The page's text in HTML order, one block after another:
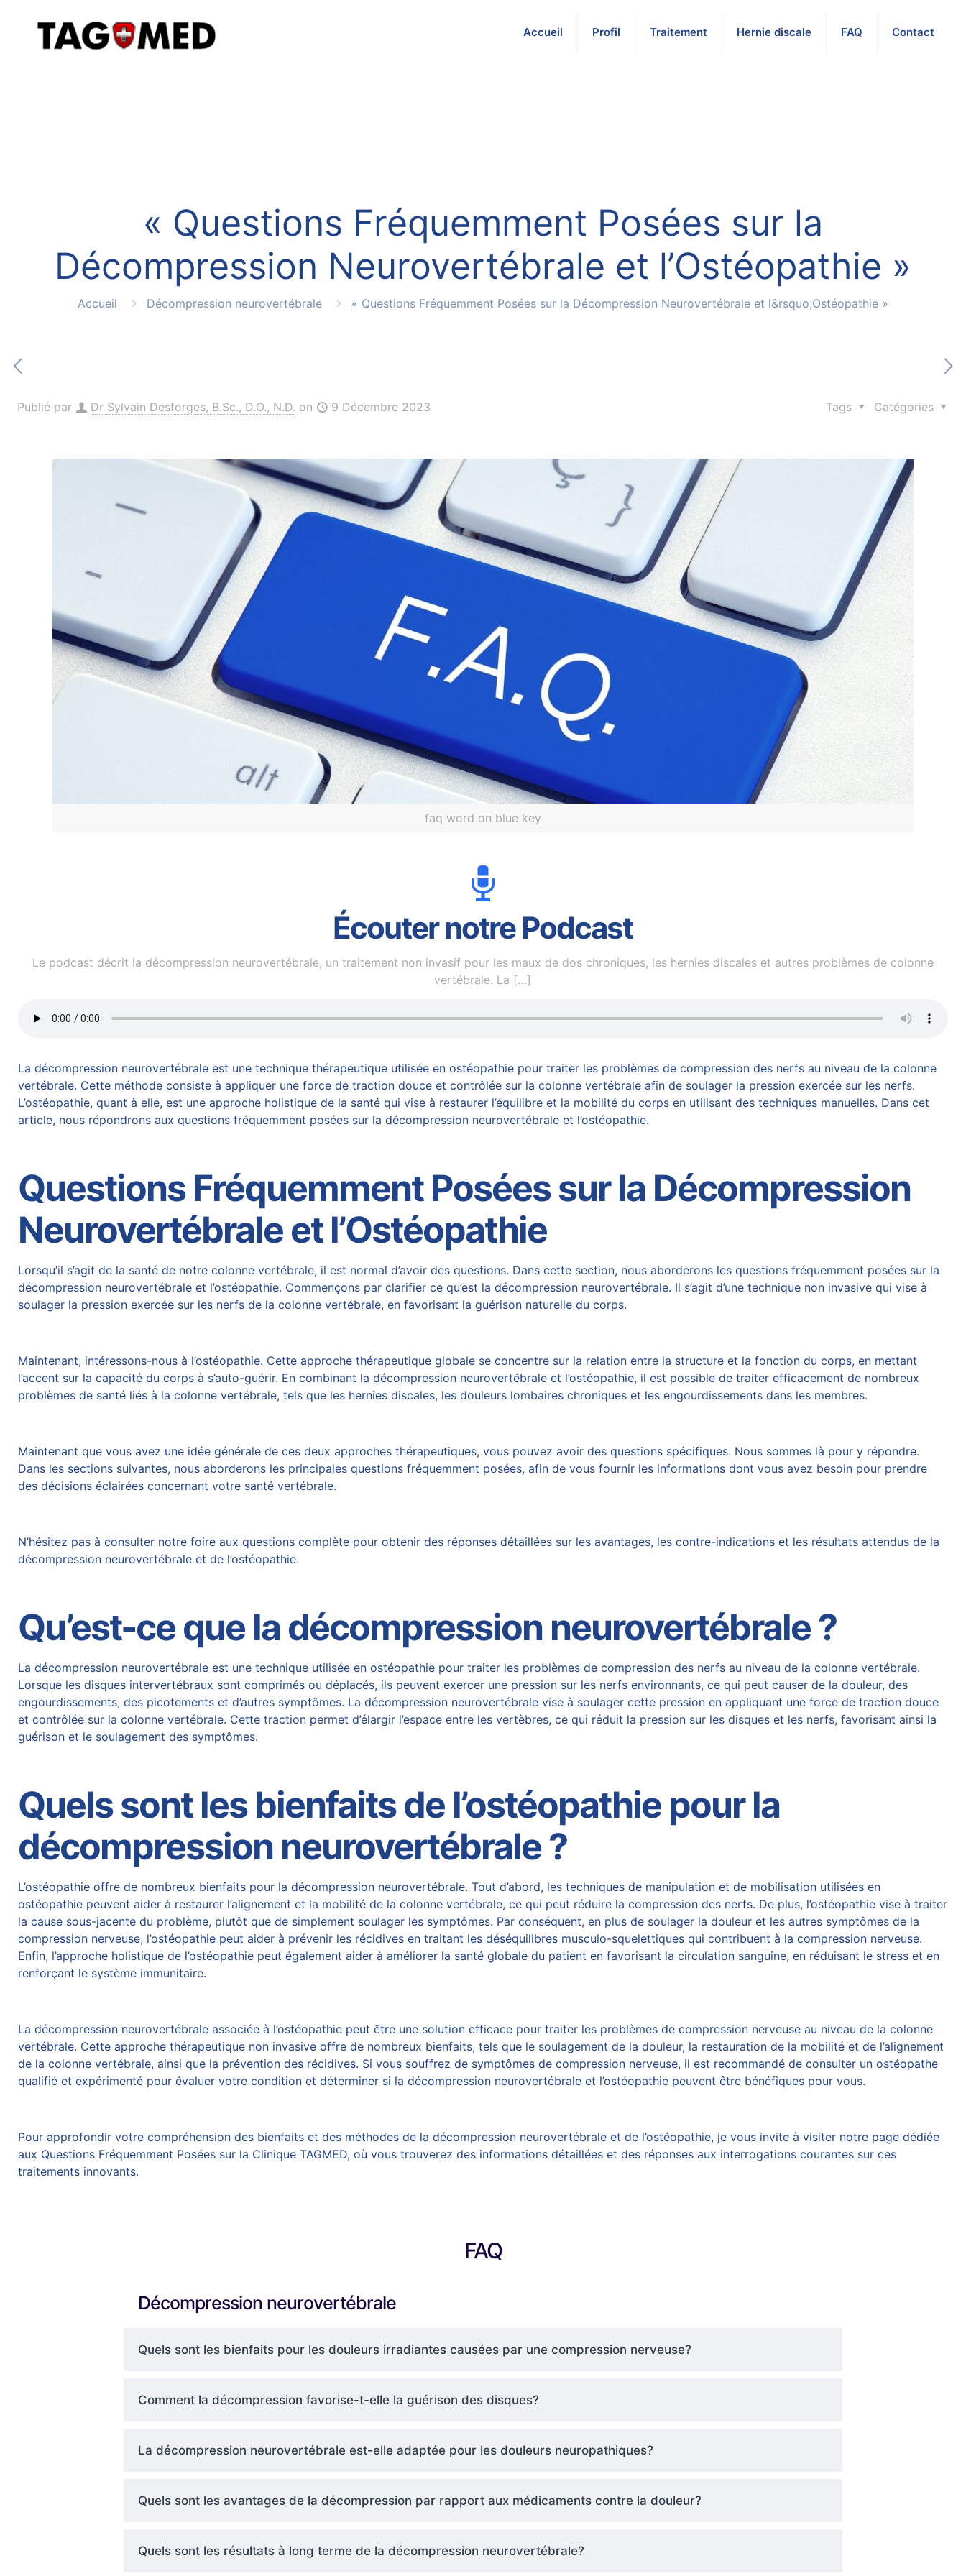
Accueil Profil Traitement Hernie discale FAQ Contact
« Questions Fréquemment Posées sur la
Décompression Neurovertébrale et l’Ostéopathie »
Accueil Décompression neurovertébrale « Questions Fréquemment Posées sur la Décompression Neurovertébrale et l&rsquo;Ostéopathie »
Publié par Dr Sylvain Desforges, B.Sc., D.O., N.D. on 9 Décembre 2023 Catégories
Tags
faq word on blue key
Écouter notre Podcast
Le podcast décrit la décompression neurovertébrale, un traitement non invasif pour les maux de dos chroniques, les hernies discales et autres problèmes de colonne
vertébrale. La […]
La décompression neurovertébrale est une technique thérapeutique utilisée en ostéopathie pour traiter les problèmes de compression des nerfs au niveau de la colonne
vertébrale. Cette méthode consiste à appliquer une force de traction douce et contrôlée sur la colonne vertébrale afin de soulager la pression exercée sur les nerfs.
L’ostéopathie, quant à elle, est une approche holistique de la santé qui vise à restaurer l’équilibre et la mobilité du corps en utilisant des techniques manuelles. Dans cet
article, nous répondrons aux questions fréquemment posées sur ladécompression neurovertébrale et l’ostéopathie.
Questions Fréquemment Posées sur la Décompression
Neurovertébrale et l’Ostéopathie
Lorsqu’il s’agit de la santé de notre colonne vertébrale, il est normal d’avoir des questions. Dans cette section, nous aborderons les questions fréquemment posées sur la
décompression neurovertébrale et l’ostéopathie. Commençons par clarifier ce qu’est ladécompression neurovertébrale. Il s’agit d’une technique non invasive qui vise à
soulager la pression exercée sur les nerfs de la colonne vertébrale, en favorisant la guérison naturelle du corps.
Maintenant, intéressons-nous à l’ostéopathie. Cette approche thérapeutique globale se concentre sur la relation entre la structure et la fonction du corps, en mettant
l’accent sur la capacité du corps à s’auto-guérir. En combinant ladécompression neurovertébrale et l’ostéopathie, il est possible de traiter efficacement de nombreux
problèmes de santé liés à la colonne vertébrale, tels que les hernies discales, les douleurs lombaires chroniques et les engourdissements dans les membres.
Maintenant que vous avez une idée générale de ces deux approches thérapeutiques, vous pouvez avoir des questions spécifiques. Nous sommes là pour y répondre.
Dans les sections suivantes, nous aborderons les principales questions fréquemment posées, afin de vous fournir les informations dont vous avez besoin pour prendre
des décisions éclairées concernant votre santé vertébrale.
N’hésitez pas à consulter notre foire aux questions complète pour obtenir des réponses détaillées sur les avantages, les contre-indications et les résultats attendus de la
décompression neurovertébrale et de l’ostéopathie.
Qu’est-ce que la décompression neurovertébrale ?
Ladécompression neurovertébrale est une technique utilisée en ostéopathie pour traiter les problèmes de compression des nerfs au niveau de la colonne vertébrale.
Lorsque les disques intervertébraux sont comprimés ou déplacés, ils peuvent exercer une pression sur les nerfs environnants, ce qui peutcauser de la douleur, des
engourdissements, des picotements et d’autres symptômes. Ladécompression neurovertébrale vise à soulager cette pression en appliquant une force de traction douce
et contrôlée sur la colonne vertébrale. Cette traction permet d’élargir l’espace entre les vertèbres, ce qui réduit la pression sur les disques et les nerfs, favorisant ainsi la
guérison et le soulagement des symptômes.
Quels sont les bienfaits de l’ostéopathie pour la
décompression neurovertébrale ?
L’ostéopathie offre de nombreux bienfaits pour la décompression neurovertébrale. Tout d’abord, les techniques de manipulation et de mobilisation utilisées en
ostéopathie peuvent aider à restaurer l’alignement et la mobilité de la colonne vertébrale, ce qui peut réduire la compression des nerfs. De plus, l’ostéopathie vise à traiter
la cause sous-jacente du problème, plutôt que de simplement soulager les symptômes. Par conséquent, en plus de soulager la douleur et les autres symptômes de la
compression nerveuse, l’ostéopathie peut aider à prévenir les récidives entraitant les déséquilibres musculo-squelettiques qui contribuent à la compression nerveuse.
Enfin, l’approche holistique de l’ostéopathie peut également aider à améliorer la santé globale du patient en favorisant la circulation sanguine, en réduisant le stress et en
renforçant le système immunitaire.
Ladécompression neurovertébrale associée à l’ostéopathie peut être une solution efficace pour traiter les problèmes de compression nerveuse au niveau de la colonne
vertébrale. Cette approche thérapeutique non invasive offre de nombreux bienfaits, tels que le soulagement de la douleur, la restauration de la mobilité et de l’alignement
de la colonne vertébrale, ainsi que la prévention des récidives. Si vous souffrez de symptômes de compression nerveuse, il est recommandé de consulter un ostéopathe
qualifié et expérimenté pour évaluer votre condition et déterminer si ladécompression neurovertébrale et l’ostéopathie peuvent être bénéfiques pour vous.
Pour approfondir votre compréhension des bienfaits et des méthodes de la décompression neurovertébrale et de l’ostéopathie, je vous invite à visiter notre page dédiée
aux Questions Fréquemment Posées sur la Clinique TAGMED, où vous trouverez des informations détaillées et des réponses aux interrogations courantes sur ces
traitements innovants.
FAQ
Décompression neurovertébrale
Quels sont les bienfaits pour les douleurs irradiantes causées par une compression nerveuse?
Comment la décompression favorise-t-elle la guérison des disques?
La décompression neurovertébrale est-elle adaptée pour les douleurs neuropathiques?
Quels sont les avantages de la décompression par rapport aux médicaments contre la douleur?
Quels sont les résultats à long terme de la décompression neurovertébrale?